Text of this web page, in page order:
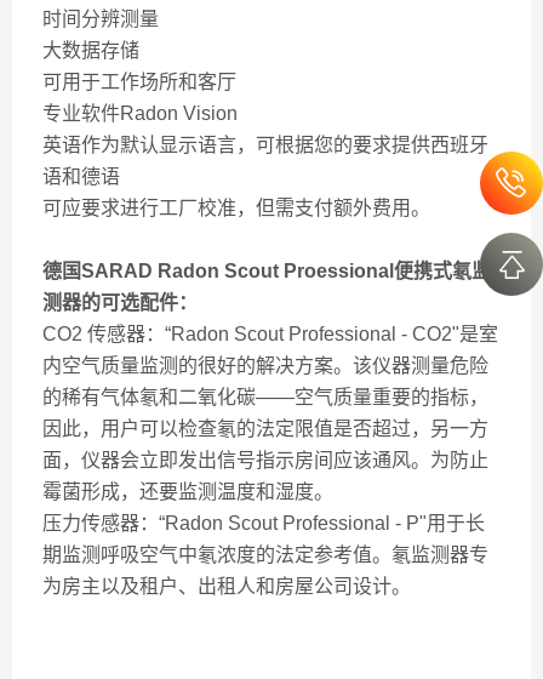
时间分辨测量
大数据存储
可用于工作场所和客厅
专业软件Radon Vision
英语作为默认显示语言，可根据您的要求提供西班牙
语和德语
可应要求进行工厂校准，但需支付额外费用。
德国SARAD Radon Scout Proessional便携式氡监
测器的可选配件：
CO2 传感器：“Radon Scout Professional - CO2"是室
内空气质量监测的很好的解决方案。该仪器测量危险
的稀有气体氡和二氧化碳——空气质量重要的指标，
因此，用户可以检查氡的法定限值是否超过，另一方
面，仪器会立即发出信号指示房间应该通风。为防止
霉菌形成，还要监测温度和湿度。
压力传感器：“Radon Scout Professional - P"用于长
期监测呼吸空气中氡浓度的法定参考值。氡监测器专
为房主以及租户、出租人和房屋公司设计。